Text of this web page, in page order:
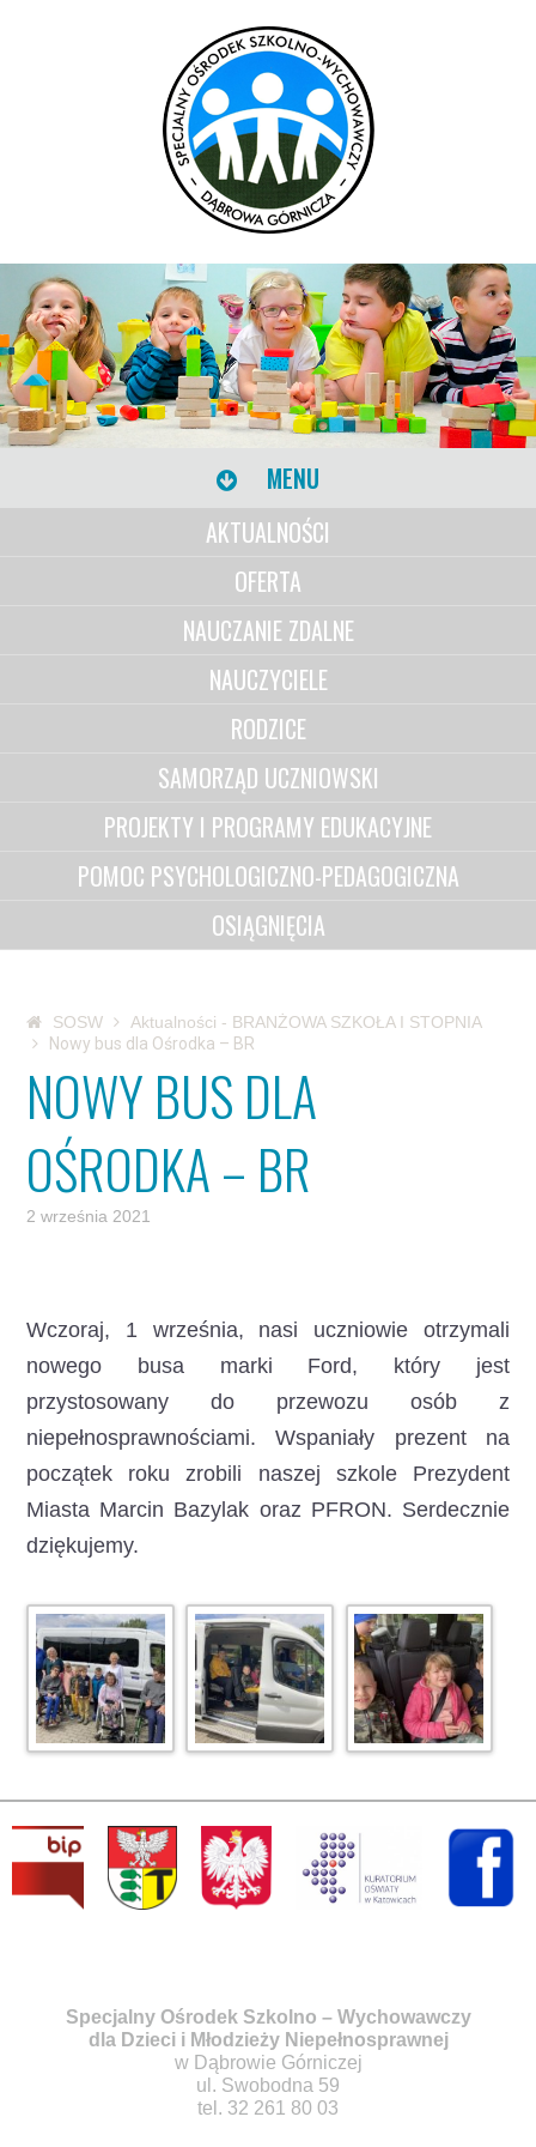
MENU
AKTUALNOŚCI
OFERTA
NAUCZANIE ZDALNE
NAUCZYCIELE
RODZICE
SAMORZĄD UCZNIOWSKI
PROJEKTY I PROGRAMY EDUKACYJNE
POMOC PSYCHOLOGICZNO-PEDAGOGICZNA
OSIĄGNIĘCIA
SOSW
Aktualności - BRANŻOWA SZKOŁA I STOPNIA
Nowy bus dla Ośrodka – BR
NOWY BUS DLA
OŚRODKA – BR
2 września 2021
Wczoraj, 1 września, nasi uczniowie otrzymali
nowego busa marki Ford, który jest
przystosowany do przewozu osób z
niepełnosprawnościami.Wspaniały prezent na
początek roku zrobili naszej szkole Prezydent
Miasta Marcin Bazylak oraz PFRON. Serdecznie
dziękujemy.
Specjalny Ośrodek Szkolno – Wychowawczy
dla Dzieci i Młodzieży Niepełnosprawnej
w Dąbrowie Górniczej
ul. Swobodna 59
tel. 32 261 80 03